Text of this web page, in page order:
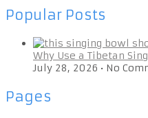
Popular Posts
Why Use a Tibetan
July 28, 2026 • No
Pages